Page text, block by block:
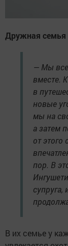
Дружная семья
— Мы
вместе.
в
новые
мы на
а затем
от этого
пор. В
супруга,
В их семье у